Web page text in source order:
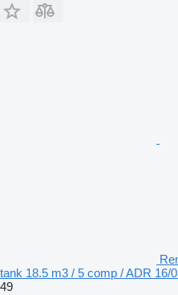
tank 18.5 m3 / 5 comp / ADR 16/
49